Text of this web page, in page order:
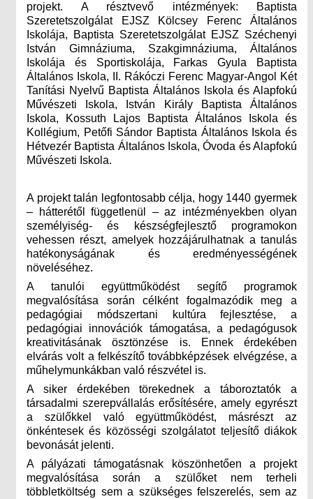
projekt. A résztvevő intézmények: Baptista
Szeretetszolgálat EJSZ Kölcsey Ferenc Általános
Iskolája, Baptista Szeretetszolgálat EJSZ Széchenyi
István Gimnáziuma, Szakgimnáziuma, Általános
Iskolája és Sportiskolája, Farkas Gyula Baptista
Általános Iskola, II. Rákóczi Ferenc Magyar-Angol Két
Tanítási Nyelvű Baptista Általános Iskola és Alapfokú
Művészeti Iskola, István Király Baptista Általános
Iskola, Kossuth Lajos Baptista Általános Iskola és
Kollégium, Petőfi Sándor Baptista Általános Iskola és
Hétvezér Baptista Általános Iskola, Óvoda és Alapfokú
Művészeti Iskola.
A projekt talán legfontosabb célja, hogy 1440 gyermek
– hátterétől függetlenül – az intézményekben olyan
személyiség- és készségfejlesztő programokon
vehessen részt, amelyek hozzájárulhatnak a tanulás
hatékonyságának és eredményességének
növeléséhez.
A tanulói együttműködést segítő programok
megvalósítása során célként fogalmazódik meg a
pedagógiai módszertani kultúra fejlesztése, a
pedagógiai innovációk támogatása, a pedagógusok
kreativitásának ösztönzése is. Ennek érdekében
elvárás volt a felkészítő továbbképzések elvégzése, a
műhelymunkákban való részvétel is.
A siker érdekében törekednek a táboroztatók a
társadalmi szerepvállalás erősítésére, amely egyrészt
a szülőkkel való együttműködést, másrészt az
önkéntesek és közösségi szolgálatot teljesítő diákok
bevonását jelenti.
A pályázati támogatásnak köszönhetően a projekt
megvalósítása során a szülőket nem terheli
többletköltség sem a szükséges felszerelés, sem az